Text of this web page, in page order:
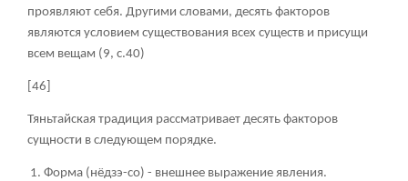
проявляют себя. Другими словами, десять факторов
являются условием существования всех существ и присущи
всем вещам (9, с.40)
[46]
Тяньтайская традиция рассматривает десять факторов
сущности в следующем порядке.
1. Форма (нёдзэ-со) - внешнее выражение явления.